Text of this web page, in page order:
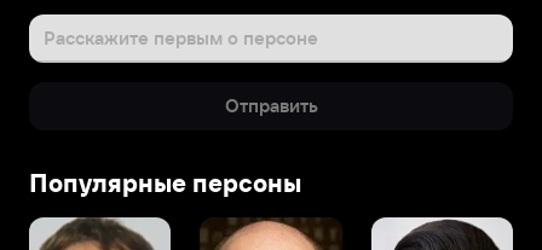
Расскажите первым о персоне
Отправить
Популярные персоны